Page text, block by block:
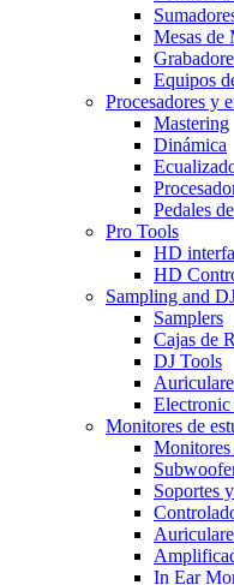
Mesas de
Equipos
Procesadores y
Mastering
Dinámica
Pedales
Pro Tools
HD
HD
Sampling and
Samplers
Cajas de
DJ Tools
Monitores de
Monitores
Soportes
In Ear